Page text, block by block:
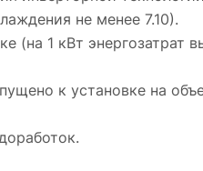
не менее 7.10).
(на 1 кВт энергозатрат
к установке на